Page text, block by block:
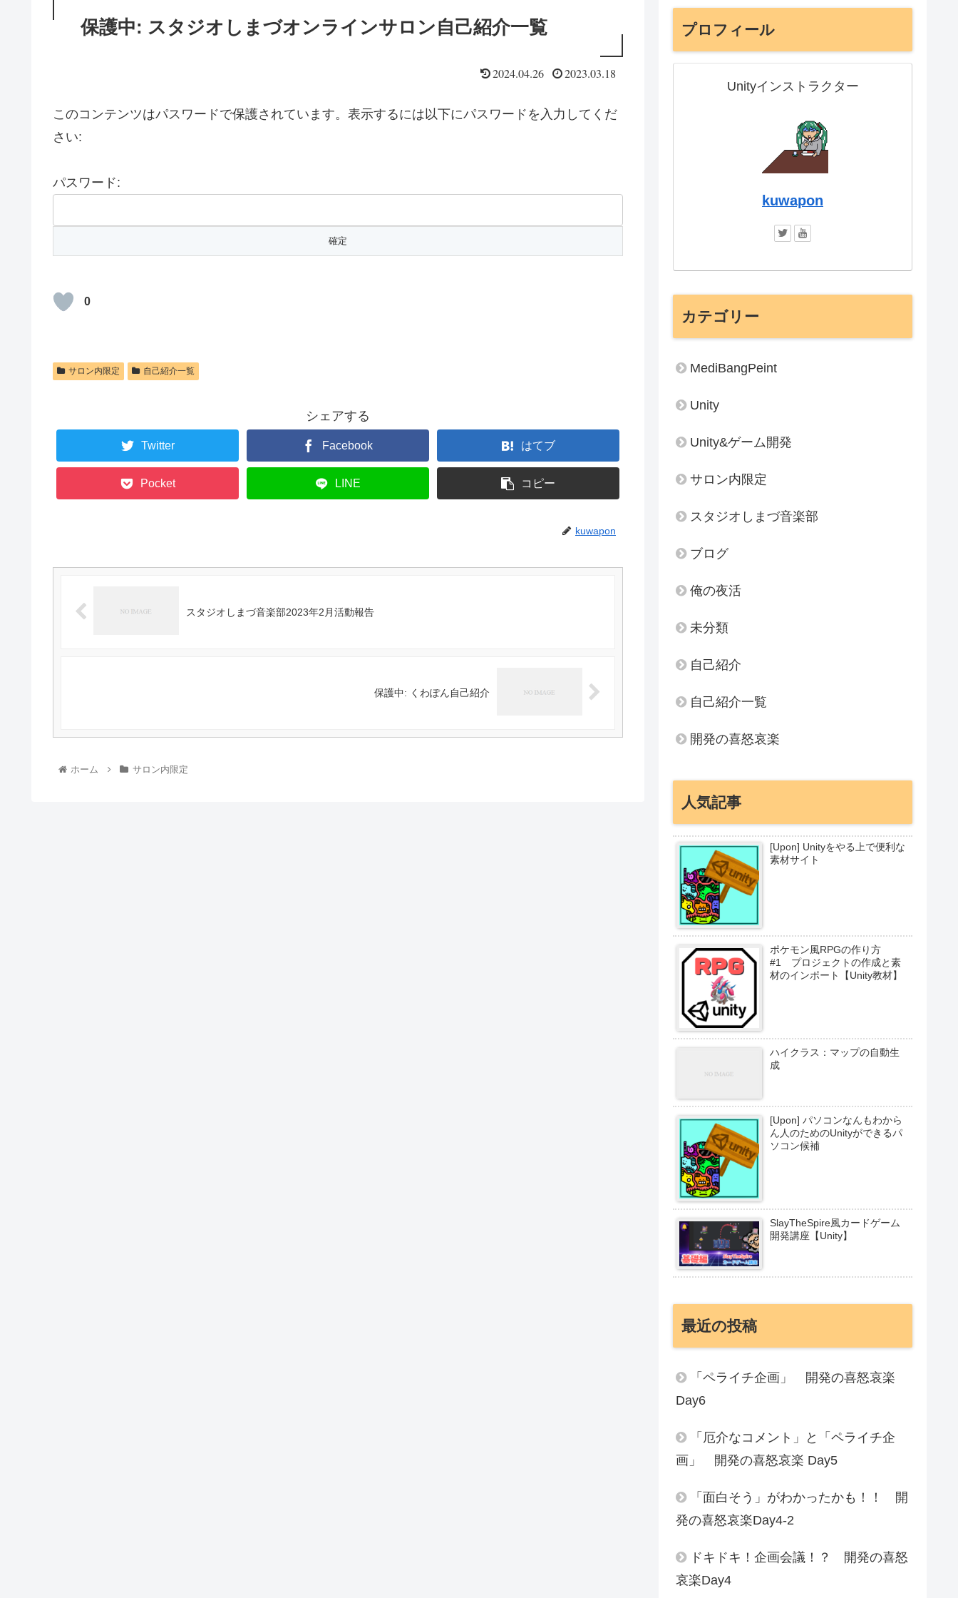
保護中: スタジオしまづオンラインサロン自己紹介一覧
2024.04.26 2023.03.18
このコンテンツはパスワードで保護されています。表示するには以下にパスワードを入力してくだ
さい:
パスワード:
0
サロン内限定 自己紹介一覧
シェアする
Twitter Facebook はてブ
Pocket LINE コピー
kuwapon
スタジオしまづ音楽部2023年2月活動報告
保護中: くわぽん自己紹介
ホーム サロン内限定
プロフィール
Unityインストラクター
kuwapon
カテゴリー
MediBangPeint
Unity
Unity&ゲーム開発
サロン内限定
スタジオしまづ音楽部
ブログ
俺の夜活
未分類
自己紹介
自己紹介一覧
開発の喜怒哀楽
人気記事
[Upon] Unityをやる上で便利な
素材サイト
ポケモン風RPGの作り方
#1 プロジェクトの作成と素
材のインポート【Unity教材】
ハイクラス：マップの自動生
成
[Upon] パソコンなんもわから
ん人のためのUnityができるパ
ソコン候補
SlayTheSpire風カードゲーム
開発講座【Unity】
最近の投稿
「ペライチ企画」 開発の喜怒哀楽
Day6
「厄介なコメント」と「ペライチ企
画」 開発の喜怒哀楽 Day5
「面白そう」がわかったかも！！ 開
発の喜怒哀楽Day4-2
ドキドキ！企画会議！？ 開発の喜怒
哀楽Day4